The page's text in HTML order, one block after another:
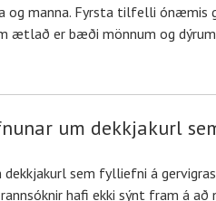
og manna. Fyrsta tilfelli ónæmis
ætlað er bæði mönnum og
um dekkjakurl
sem fylliefni á
hafi ekki sýnt fram á